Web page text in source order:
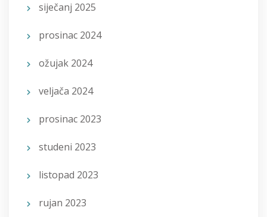
siječanj 2025
prosinac 2024
ožujak 2024
veljača 2024
prosinac 2023
studeni 2023
listopad 2023
rujan 2023